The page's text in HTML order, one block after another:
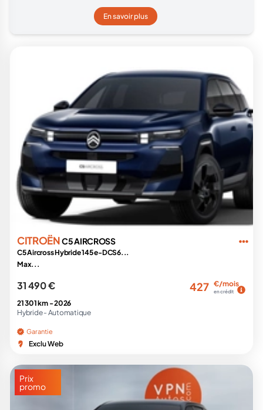
En savoir plus
CITROËNC5 AIRCROSS
C5 Aircross Hybride 145 e-DCS6...
Max...
31 490 € 427 €/mois
en crédit
21 301 km -2026
Hybride - Automatique
Garantie
Exclu Web
Prix
promo